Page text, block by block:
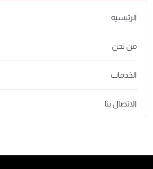
الرئيسيه
من نحن
الخدمات
الاتصال بنا